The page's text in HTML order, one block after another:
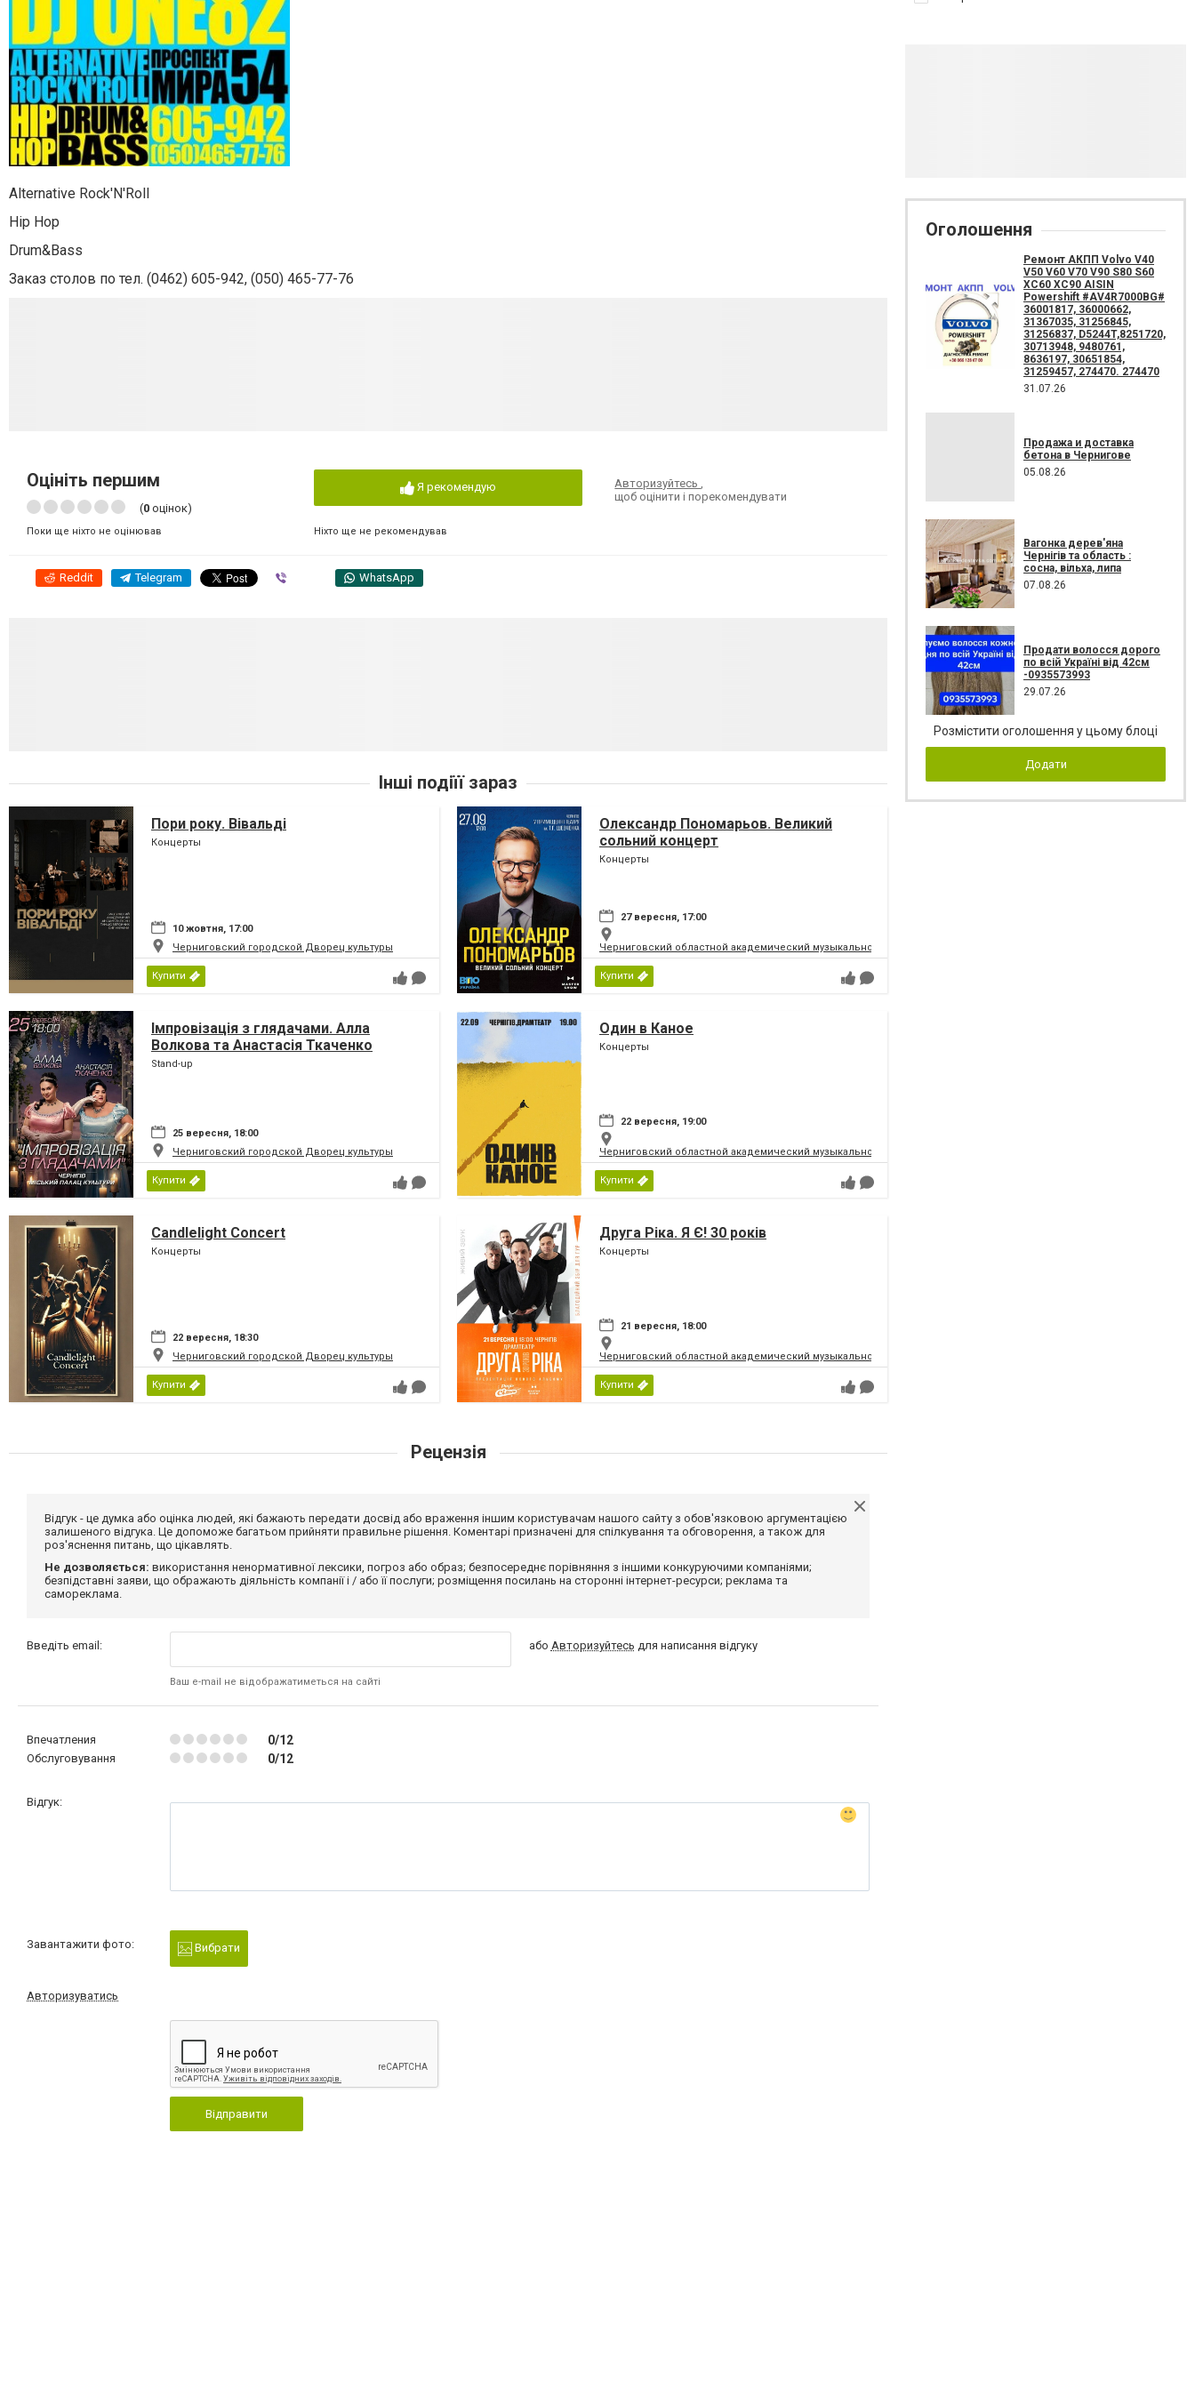
Alternative Rock'N'Roll
Hip Hop
Drum&Bass
Заказ столов по тел. (0462) 605-942, (050) 465-77-76
Оцініть першим
(0 оцінок)
Поки ще ніхто не оцінював
Я рекомендую
Ніхто ще не рекомендував
Авторизуйтесь,
щоб оцінити і порекомендувати
Reddit Telegram WhatsApp
Інші подіїї зараз
Пори року. Вівальді
Концерты
10 жовтня, 17:00
Черниговский городской Дворец культуры
Купити
Олександр Пономарьов. Великий
сольний концерт
Концерты
27 вересня, 17:00
Черниговский областной академический музыкально-драматический театр имени Т.Г.Шевченко
Купити
Імпровізація з глядачами. Алла
Волкова та Анастасія Ткаченко
Stand-up
25 вересня, 18:00
Черниговский городской Дворец культуры
Купити
Один в Каное
Концерты
22 вересня, 19:00
Черниговский областной академический музыкально-драматический театр имени Т.Г.Шевченко
Купити
Candlelight Concert
Концерты
22 вересня, 18:30
Черниговский городской Дворец культуры
Купити
Друга Ріка. Я Є! 30 років
Концерты
21 вересня, 18:00
Черниговский областной академический музыкально-драматический театр имени Т.Г.Шевченко
Купити
Рецензія
Відгук - це думка або оцінка людей, які бажають передати досвід або враження іншим користувачам нашого сайту з обов'язковою аргументацією
залишеного відгука. Це допоможе багатьом прийняти правильне рішення. Коментарі призначені для спілкування та обговорення, а також для
роз'яснення питань, що цікавлять.
Не дозволяється: використання ненормативної лексики, погроз або образ; безпосереднє порівняння з іншими конкуруючими компаніями;
безпідставні заяви, що ображають діяльність компанії і / або її послуги; розміщення посилань на сторонні інтернет-ресурси; реклама та
самореклама.
Введіть email:
Ваш e-mail не відображатиметься на сайті
або Авторизуйтесь для написання відгуку
Впечатления 0/12
Обслуговування 0/12
Відгук:
Завантажити фото: Вибрати
Авторизуватись
Відправити
Оголошення
Ремонт АКПП Volvo V40
V50 V60 V70 V90 S80 S60
XC60 XC90 AISIN
Powershift #AV4R7000BG#
36001817, 36000662,
31367035, 31256845,
31256837, D5244T,8251720,
30713948, 9480761,
8636197, 30651854,
31259457, 274470. 274470
31.07.26
Продажа и доставка
бетона в Чернигове
05.08.26
Вагонка дерев'яна
Чернігів та область :
сосна, вільха, липа
07.08.26
Продати волосся дорого
по всій Україні від 42см
-0935573993
29.07.26
Розмістити оголошення у цьому блоці
Додати